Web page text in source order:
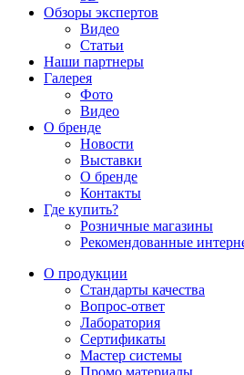
Обзоры экспертов
Видео
Статьи
Наши партнеры
Галерея
Фото
Видео
О бренде
Новости
Выставки
О бренде
Контакты
Где купить?
Розничные магазины
Рекомендованные
О продукции
Стандарты качества
Вопрос-ответ
Лаборатория
Сертификаты
Мастер системы
Промо материалы